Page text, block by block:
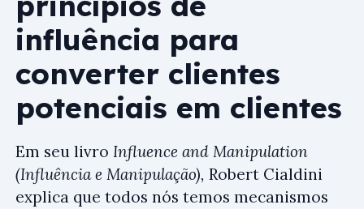
influência para
converter clientes
potenciais em clientes
Em seu livro Influence and Manipulation
(Influência e Manipulação), Robert Cialdini
explica que todos nós temos mecanismos